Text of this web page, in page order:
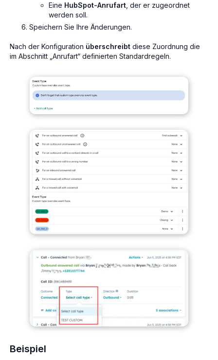
Eine HubSpot-Anrufart , der er zugeordnet
werden soll.
Speichern Sie Ihre Änderungen.
Nach der Konfiguration überschreibt diese Zuordnung die
im Abschnitt „Anrufart“ definierten Standardregeln.
Beispiel